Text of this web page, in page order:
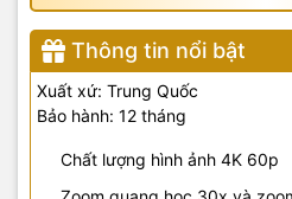
Thông tin nổi bật
Xuất xứ: Trung Quốc
Bảo hành: 12 tháng
Chất lượng hình ảnh 4K 60p